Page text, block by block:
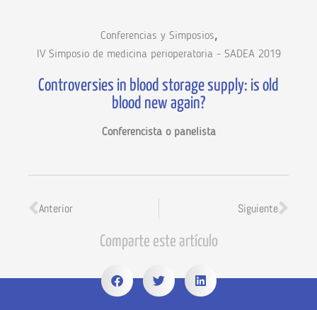
Conferencias y Simposios,
IV Simposio de medicina perioperatoria - SADEA 2019
Controversies in blood storage supply: is old
blood new again?
Conferencista o panelista
Anterior Siguiente
Comparte este artículo